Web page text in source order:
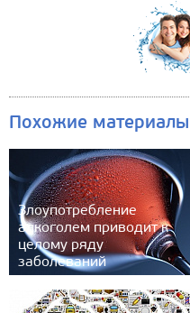
Похожие материалы
Злоупотребление
алкоголем приводит к
целому ряду
заболеваний